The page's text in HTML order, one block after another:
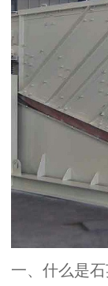
一、什么是